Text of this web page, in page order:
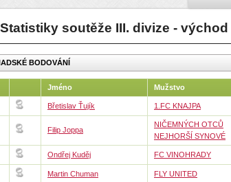
Statistiky soutěže III. divize - východ
BODOVÁNÍ
Jméno Mužstvo
Břetislav Ťujík 1.FC KNAJPA
Filip Joppa
NIČEMNÝCH OTCŮ
NEJHORŠÍ SYNOVÉ
Ondřej Kuděj FC VINOHRADY
Martin Chuman FLY UNITED